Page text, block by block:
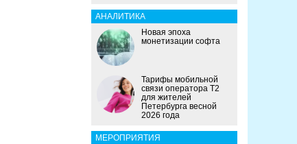
АНАЛИТИКА
Новая эпоха
монетизации софта
Тарифы мобильной
связи оператора Т2
для жителей
Петербурга весной
2026 года
МЕРОПРИЯТИЯ